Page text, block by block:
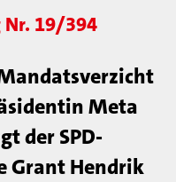
Nr. 19/394
Meta
der SPD-
Grant Hendrik